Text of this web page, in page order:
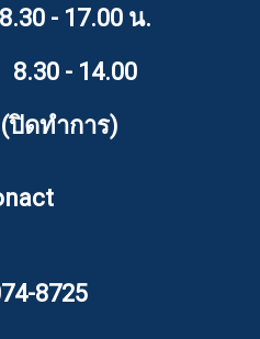
- 17.00 น.
- 14.00
ดทำการ)
8725